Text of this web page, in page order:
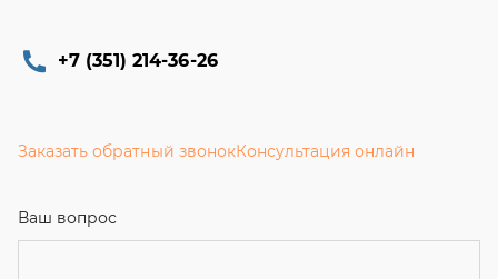
+7 (351) 214-36-26
Заказать обратный звонокКонсультация онлайн
Ваш вопрос